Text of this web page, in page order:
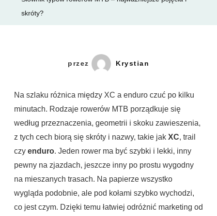
skróty?
przez Krystian
Na szlaku różnica między XC a enduro czuć po kilku
minutach. Rodzaje rowerów MTB porządkuje się
według przeznaczenia, geometrii i skoku zawieszenia,
z tych cech biorą się skróty i nazwy, takie jak XC, trail
czy enduro. Jeden rower ma być szybki i lekki, inny
pewny na zjazdach, jeszcze inny po prostu wygodny
na mieszanych trasach. Na papierze wszystko
wygląda podobnie, ale pod kołami szybko wychodzi,
co jest czym. Dzięki temu łatwiej odróżnić marketing od